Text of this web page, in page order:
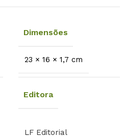
Dimensões
23 × 16 × 1,7 cm
Editora
LF Editorial